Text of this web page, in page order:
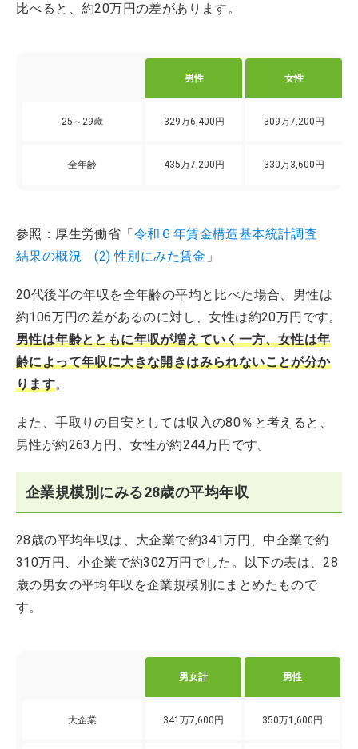
比べると、約20万円の差があります。
男性 女性
25～29歳 329万6,400円 309万7,200円
全年齢 435万7,200円 330万3,600円
参照：厚生労働省「令和６年賃金構造基本統計調査
結果の概況 (2) 性別にみた賃金 」
20代後半の年収を全年齢の平均と比べた場合、男性は
約106万円の差があるのに対し、女性は約20万円です。
男性は年齢とともに年収が増えていく一方、女性は年
齢によって年収に大きな開きはみられないことが分か
ります。
また、手取りの目安としては収入の80％と考えると、
男性が約263万円、女性が約244万円です。
企業規模別にみる28歳の平均年収
28歳の平均年収は、大企業で約341万円、中企業で約
310万円、小企業で約302万円でした。以下の表は、28
歳の男女の平均年収を企業規模別にまとめたもので
す。
男女計 男性
大企業 341万7,600円 350万1,600円